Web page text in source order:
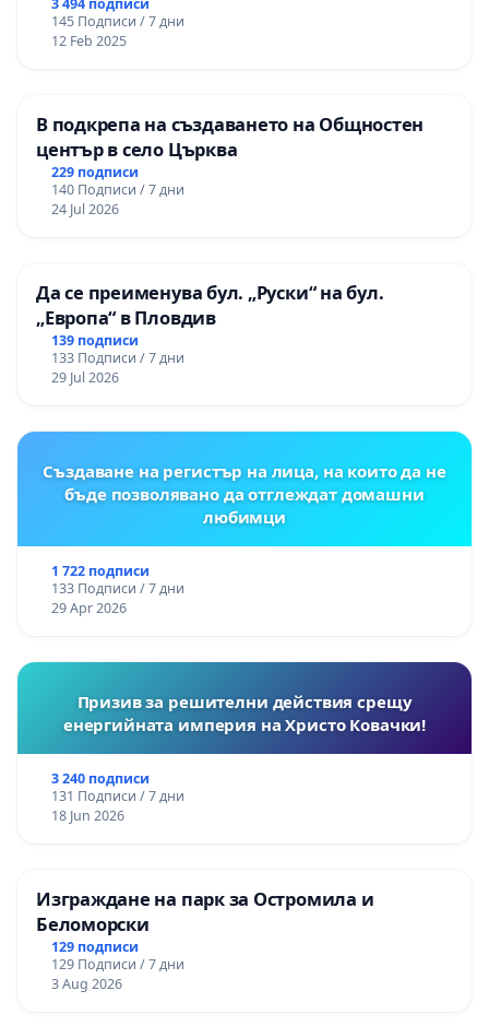
3 494 подписи
145 Подписи / 7 дни
12 Feb 2025
В подкрепа на създаването на Общностен
център в село Църква
229 подписи
140 Подписи / 7 дни
24 Jul 2026
Да се преименува бул. „Руски“ на бул.
„Европа“ в Пловдив
139 подписи
133 Подписи / 7 дни
29 Jul 2026
Създаване на регистър на лица, на които да не
бъде позволявано да отглеждат домашни
любимци
1 722 подписи
133 Подписи / 7 дни
29 Apr 2026
Призив за решителни действия срещу
енергийната империя на Христо Ковачки!
3 240 подписи
131 Подписи / 7 дни
18 Jun 2026
Изграждане на парк за Остромила и
Беломорски
129 подписи
129 Подписи / 7 дни
3 Aug 2026